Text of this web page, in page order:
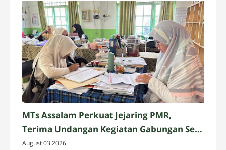
MTs Assalam Perkuat Jejaring PMR,
Terima Undangan Kegiatan Gabungan Se-
Kabupaten Banjar
August 03 2026